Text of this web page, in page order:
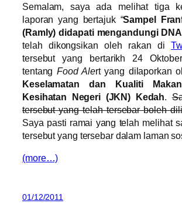
Semalam, saya ada melihat tiga
laporan yang bertajuk “Sampel
(Ramly) didapati mengandung​i
telah dikongsikan oleh rakan di
tersebut yang bertarikh 24
tentang Food Alert yang dilaporkan
Keselamatan dan Kualiti
Kesihatan Negeri (JKN) Kedah.
tersebut yang telah tersebar boleh
Saya pasti ramai yang telah melihat
tersebut yang tersebar dalam laman
(more…)
01/12/2011